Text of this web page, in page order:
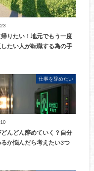
りたい！地元でもう一度
たい人が転職する為の手
仕事を辞めたい
んどん辞めていく？自分
るか悩んだら考えたい3つ